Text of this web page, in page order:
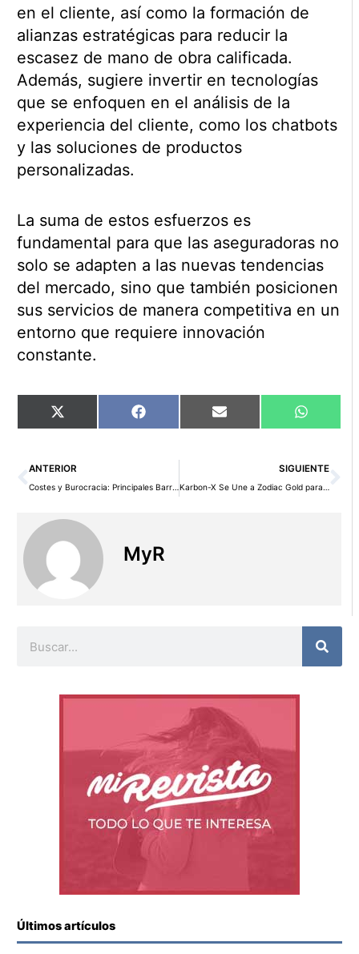
en el cliente, así como la formación de
alianzas estratégicas para reducir la
escasez de mano de obra calificada.
Además, sugiere invertir en tecnologías
que se enfoquen en el análisis de la
experiencia del cliente, como los chatbots
y las soluciones de productos
personalizadas.
La suma de estos esfuerzos es
fundamental para que las aseguradoras no
solo se adapten a las nuevas tendencias
del mercado, sino que también posicionen
sus servicios de manera competitiva en un
entorno que requiere innovación
constante.
Compartir
en
X
(Twitter)
Compartir
en
Facebook Compartir
en
Email
en
Ant
ANTERIOR
Costes y Burocracia: Principales Barreras para el Emprendimiento Según Legálitas Negocios
SIGUIENTE
Karbon-X Se Une a Zodiac Gold para Integrar Compensaciones de Carbono en África Occidental
MyR
Últimos artículos